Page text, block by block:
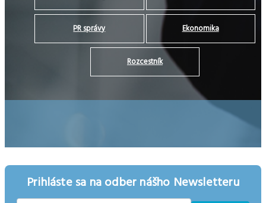
PR správy Ekonomika
Rozcestník
Prihláste sa na odber nášho Newsletteru